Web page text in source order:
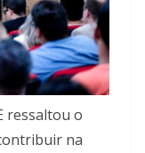
ressaltou o
na